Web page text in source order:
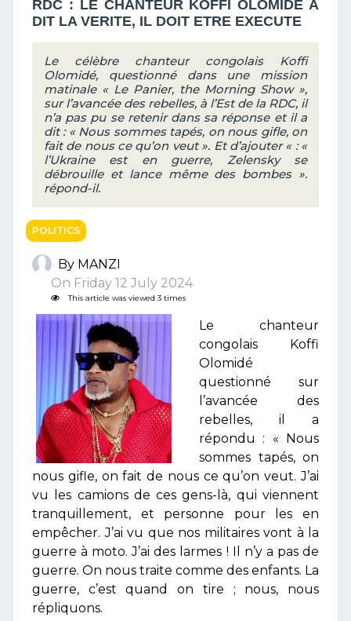
RDC : LE CHANTEUR KOFFI OLOMIDE A
DIT LA VERITE, IL DOIT ETRE EXECUTE
Le célèbre chanteur congolais Koffi
Olomidé, questionné dans une mission
matinale « Le Panier, the Morning Show »,
sur l’avancée des rebelles, à l’Est de la RDC, il
n’a pas pu se retenir dans sa réponse et il a
dit : « Nous sommes tapés, on nous gifle, on
fait de nous ce qu’on veut ». Et d’ajouter « : «
l’Ukraine est en guerre, Zelensky se
débrouille et lance même des bombes ».
répond-il.
POLITICS
By MANZI
On Friday 12 July 2024
This article was viewed 3 times
Le chanteur
congolais Koffi
Olomidé
questionné sur
l’avancée des
rebelles, il a
répondu : « Nous
sommes tapés, on
nous gifle, on fait de nous ce qu’on veut. J’ai
vu les camions de ces gens-là, qui viennent
tranquillement, et personne pour les en
empêcher. J’ai vu que nos militaires vont à la
guerre à moto. J’ai des larmes ! Il n’y a pas de
guerre. On nous traite comme des enfants. La
guerre, c’est quand on tire ; nous, nous
répliquons.